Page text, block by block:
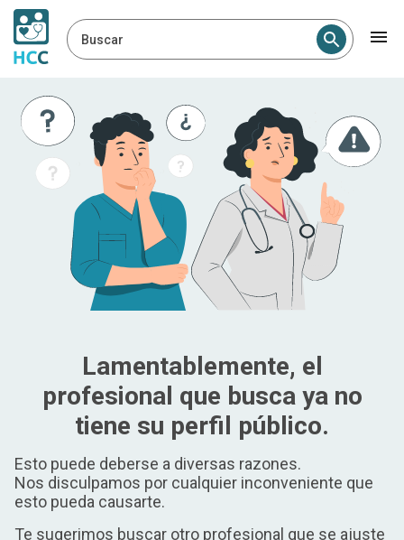
Buscar
Lamentablemente, el
profesional que busca ya no
tiene su perfil público.
Esto puede deberse a diversas razones.
Nos disculpamos por cualquier inconveniente que
esto pueda causarte.
Te sugerimos buscar otro profesional que se ajuste